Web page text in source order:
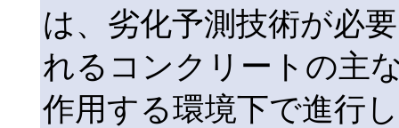
は、劣化予測技術が必
れるコンクリートの主
作用する環境下で進行